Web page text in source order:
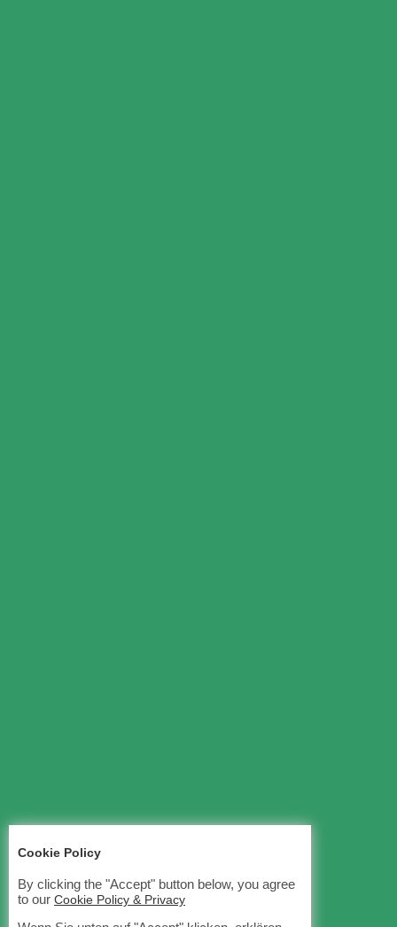
Cookie Policy
By clicking the "Accept" button below, you agree
to our Cookie Policy & Privacy